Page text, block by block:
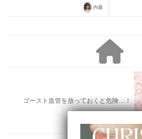
す。温かいスープやシチューは
体を温め、根菜類は食物繊維や
内藤
`)皆様は
ゴースト血管を放っておくと危険…！